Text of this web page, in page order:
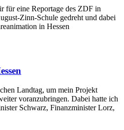
für eine Reportage des ZDF in
Zinn-Schule gedreht und dabei
in Hessen
Landtag, um mein Projekt
voranzubringen. Dabei hatte ich
Schwarz, Finanzminister Lorz,